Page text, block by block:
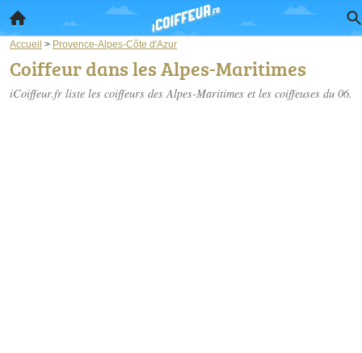
Accueil > Provence-Alpes-Côte d'Azur
Coiffeur dans les Alpes-Maritimes
iCoiffeur.fr liste les coiffeurs des Alpes-Maritimes et les coiffeuses du 06.